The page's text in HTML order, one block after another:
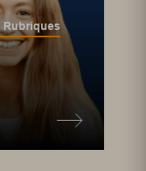
Rubriques